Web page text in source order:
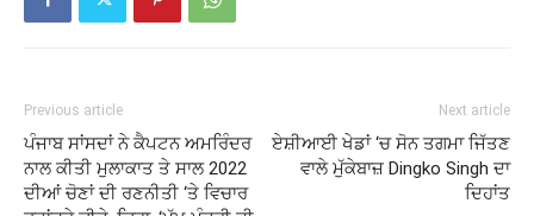
Previous article
ਪੰਜਾਬ ਸਾਂਸਦਾਂ ਨੇ ਕੈਪਟਨ ਅਮਰਿੰਦਰ
ਨਾਲ ਕੀਤੀ ਮੁਲਾਕਾਤ ਤੇ ਸਾਲ 2022
ਦੀਆਂ ਚੋਣਾਂ ਦੀ ਰਣਨੀਤੀ ‘ਤੇ ਵਿਚਾਰ
Next article
ਏਸ਼ੀਆਈ ਖੇਡਾਂ ‘ਚ ਸੋਨ ਤਗਮਾ ਜਿੱਤਣ
ਵਾਲੇ ਮੁੱਕੇਬਾਜ਼ Dingko Singh ਦਾ
ਦਿਹਾਂਤ